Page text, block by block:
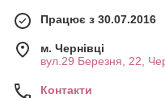
Працює з 30.07.2016
м. Чернівці
вул.29 Березня, 22,
Контакти